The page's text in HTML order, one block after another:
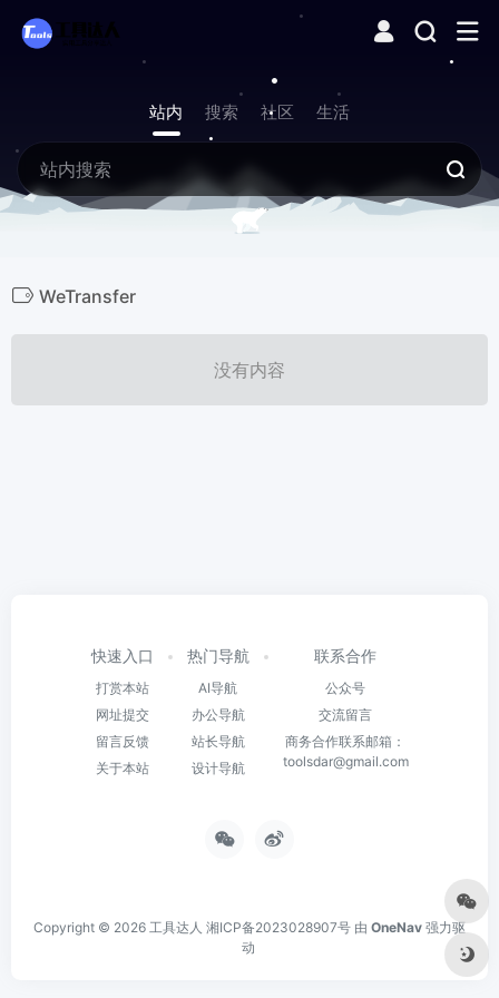
站内 搜索 社区 生活
WeTransfer
没有内容
快速入口
打赏本站
网址提交
留言反馈
关于本站
热门导航
AI导航
办公导航
站长导航
设计导航
联系合作
公众号
交流留言
商务合作联系邮箱：
toolsdar@gmail.com
Copyright © 2026 工具达人 湘ICP备2023028907号 由 OneNav 强力驱
动